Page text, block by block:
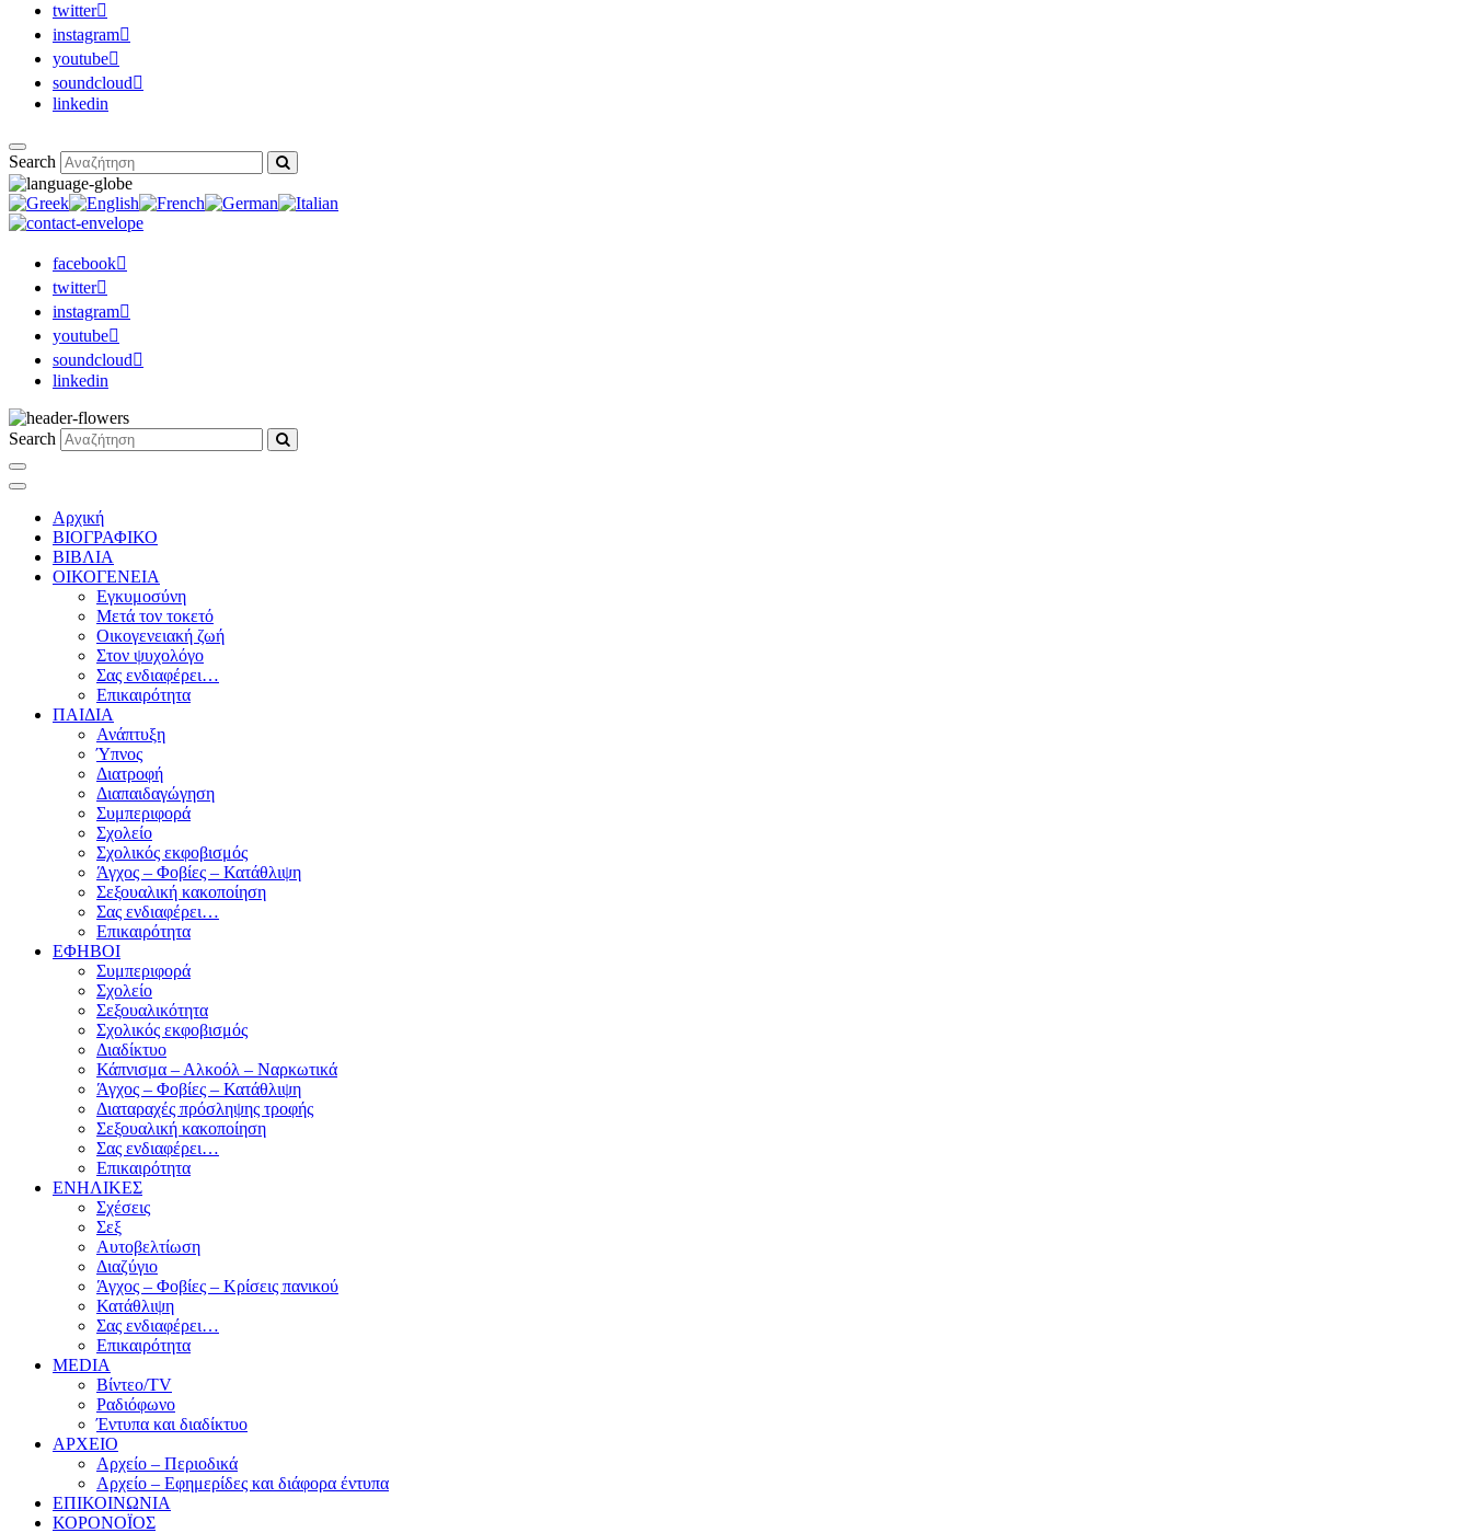
twitter
instagram
youtube
soundcloud
linkedin
Search
facebook
twitter
instagram
youtube
soundcloud
linkedin
Search
Αρχική
ΒΙΟΓΡΑΦΙΚΟ
ΒΙΒΛΙΑ
ΟΙΚΟΓΕΝΕΙΑ
Εγκυμοσύνη
Μετά τον τοκετό
Οικογενειακή ζωή
Στον ψυχολόγο
Σας ενδιαφέρει…
Επικαιρότητα
ΠΑΙΔΙΑ
Ανάπτυξη
Ύπνος
Διατροφή
Διαπαιδαγώγηση
Συμπεριφορά
Σχολείο
Σχολικός εκφοβισμός
Άγχος – Φοβίες – Κατάθλιψη
Σεξουαλική κακοποίηση
Σας ενδιαφέρει…
Επικαιρότητα
ΕΦΗΒΟΙ
Συμπεριφορά
Σχολείο
Σεξουαλικότητα
Σχολικός εκφοβισμός
Διαδίκτυο
Κάπνισμα – Αλκοόλ – Ναρκωτικά
Άγχος – Φοβίες – Κατάθλιψη
Διαταραχές πρόσληψης τροφής
Σεξουαλική κακοποίηση
Σας ενδιαφέρει…
Επικαιρότητα
ΕΝΗΛΙΚΕΣ
Σχέσεις
Σεξ
Αυτοβελτίωση
Διαζύγιο
Άγχος – Φοβίες – Κρίσεις πανικού
Κατάθλιψη
Σας ενδιαφέρει…
Επικαιρότητα
MEDIA
Βίντεο/TV
Ραδιόφωνο
Έντυπα και διαδίκτυο
ΑΡΧΕΙΟ
Αρχείο – Περιοδικά
Αρχείο – Εφημερίδες και διάφορα έντυπα
ΕΠΙΚΟΙΝΩΝΙΑ
ΚΟΡΟΝΟΪΟΣ